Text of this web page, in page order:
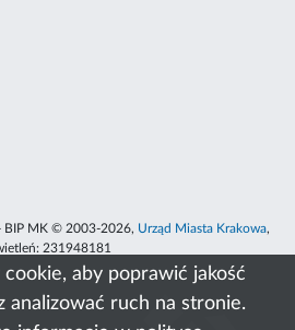
aby poprawić jakość
analizować ruch na stronie.
BIP MK © 2003-2026, Urząd Miasta Krakowa,
231948181